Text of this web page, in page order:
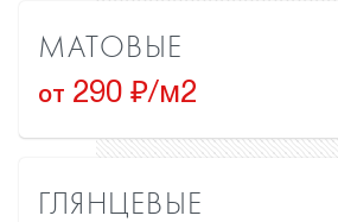
МАТОВЫЕ
от 290 ₽/м2
ГЛЯНЦЕВЫЕ